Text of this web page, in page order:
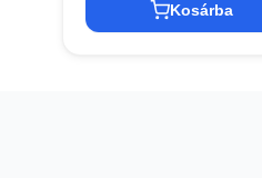
Kosárba